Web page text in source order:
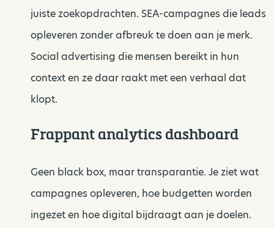
juiste zoekopdrachten. SEA-campagnes die leads
opleveren zonder afbreuk te doen aan je merk.
Social advertising die mensen bereikt in hun
context en ze daar raakt met een verhaal dat
klopt.
Frappant analytics dashboard
Geen black box, maar transparantie. Je ziet wat
campagnes opleveren, hoe budgetten worden
ingezet en hoe digital bijdraagt aan je doelen.